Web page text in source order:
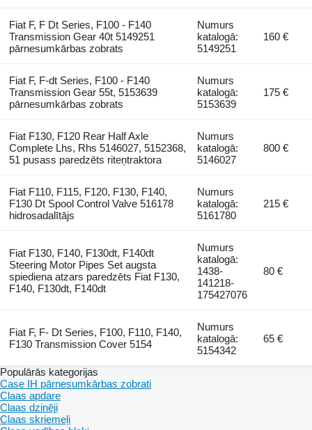
Fiat F, F Dt Series, F100 - F140
Transmission Gear 40t 5149251
pārnesumkārbas zobrats
Numurs
katalogā:
5149251
160 €
Fiat F, F-dt Series, F100 - F140
Transmission Gear 55t, 5153639
pārnesumkārbas zobrats
Numurs
katalogā:
5153639
175 €
Fiat F130, F120 Rear Half Axle
Complete Lhs, Rhs 5146027, 5152368,
51 pusass paredzēts riteņtraktora
Numurs
katalogā:
5146027
800 €
Fiat F110, F115, F120, F130, F140,
F130 Dt Spool Control Valve 516178
hidrosadalītājs
Numurs
katalogā:
5161780
215 €
Fiat F130, F140, F130dt, F140dt
Steering Motor Pipes Set augsta
spiediena atzars paredzēts Fiat F130,
F140, F130dt, F140dt
Numurs
katalogā:
1438-
141218-
175427076
80 €
Fiat F, F- Dt Series, F100, F110, F140,
F130 Transmission Cover 5154
Numurs
katalogā:
5154342
65 €
Populārās kategorijas
Case IH pārnesumkārbas zobrati
Claas apdare
Claas dzinēji
Claas skriemeļi